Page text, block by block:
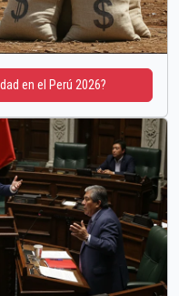
en el Perú 2026?